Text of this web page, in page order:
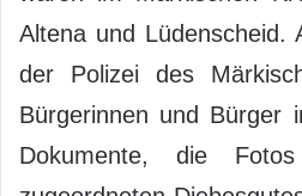
Altena und Lüdenscheid.
der Polizei des
Bürgerinnen und Bürger
Dokumente, die